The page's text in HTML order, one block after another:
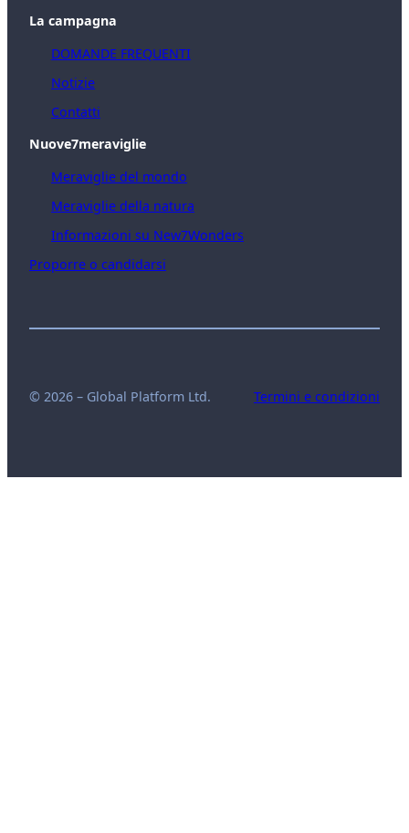
La campagna
DOMANDE FREQUENTI
Notizie
Contatti
Nuove7meraviglie
Meraviglie del mondo
Meraviglie della natura
Informazioni su New7Wonders
Proporre o candidarsi
© 2026 – Global Platform Ltd. Termini e condizioni